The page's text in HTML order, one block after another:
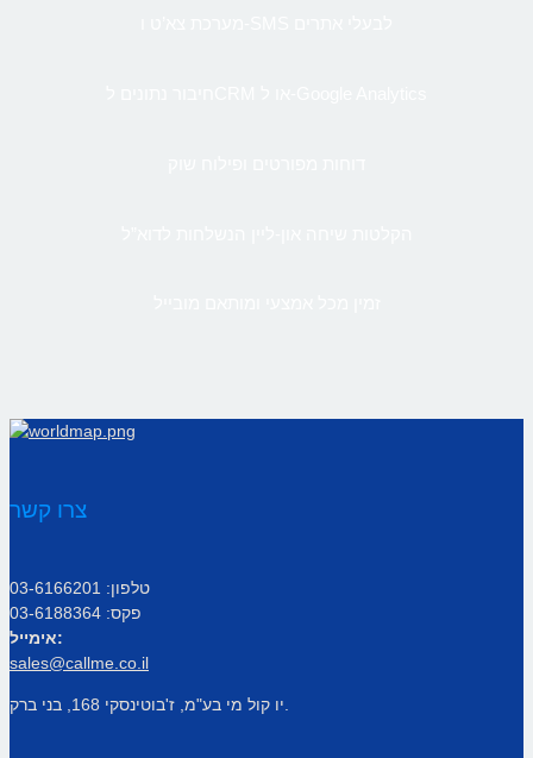
צרו קשר
טלפון: 03-6166201
פקס: 03-6188364
אימייל:
sales@callme.co.il